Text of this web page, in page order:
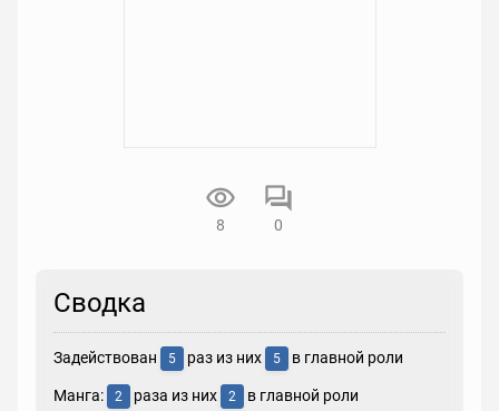
8 0
Сводка
Задействован 5 раз из них 5 в главной роли
Манга: 2 раза из них 2 в главной роли